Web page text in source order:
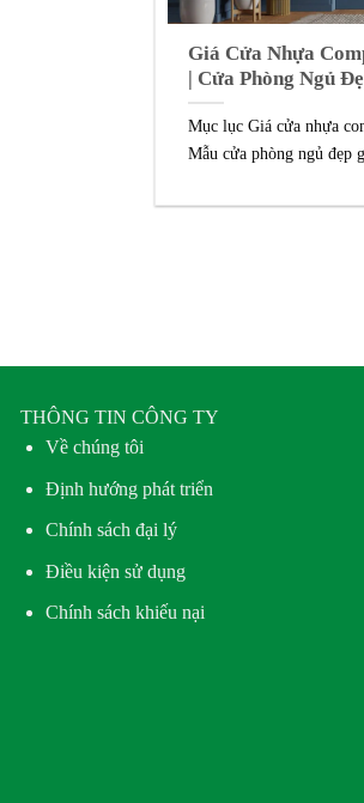
Giá Cửa Nhựa
| Cửa Phòng Ngủ
Mục lục Giá cửa nhựa
Mẫu cửa phòng ngủ đẹp
THÔNG TIN CÔNG TY
Về chúng tôi
Định hướng phát triển
Chính sách đại lý
Điều kiện sử dụng
Chính sách khiếu nại